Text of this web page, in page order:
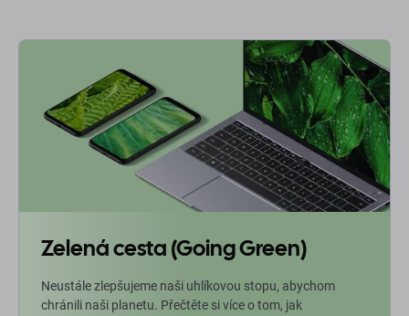
Zelená cesta (Going Green)
Neustále zlepšujeme naši uhlíkovou stopu, abychom
chránili naši planetu. Přečtěte si více o tom, jak